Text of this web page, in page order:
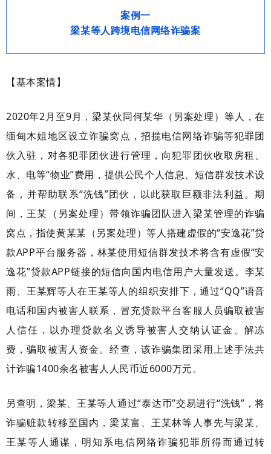
案例一
梁某等人跨境电信网络诈骗案
【基本案情】
2020年2月至9月，梁某伙同何某华（另案处理）等人，在
缅甸木姐地区设立诈骗窝点，招揽电信网络诈骗等犯罪团
伙入驻，对各犯罪团伙进行管理，向犯罪团伙收取房租、
水、电等“物业”费用，提供公民个人信息、短信群发技术设
备，并帮助联系“洗钱”团伙，以此获取巨额非法利益。期
间，王某（另案处理）带领诈骗团队进入梁某管理的诈骗
窝点，指使黄某某（另案处理）等人搭建虚假的“安逸花”贷
款APP平台服务器，林某使用短信群发技术将含有虚假“安
逸花”贷款APP链接的短信向国内电信用户大量发送。李某
雨、王某辉等人在王某等人的组织安排下，通过“QQ”语音
电话和国内被害人联系，冒充贷款平台客服人员骗取被害
人信任，以办理贷款名义诱导被害人交纳认证金、解冻
费，骗取被害人资金。经查，该诈骗集团采用上述手法共
计诈骗1400余名被害人人民币近6000万元。
另查明，梁某、王某等人通过“泰达币”交易进行“洗钱”，将
诈骗赃款转移至国内，梁某富、王某林等人事先与梁某、
王某等人通谋，明知系电信网络诈骗犯罪所得而通过转